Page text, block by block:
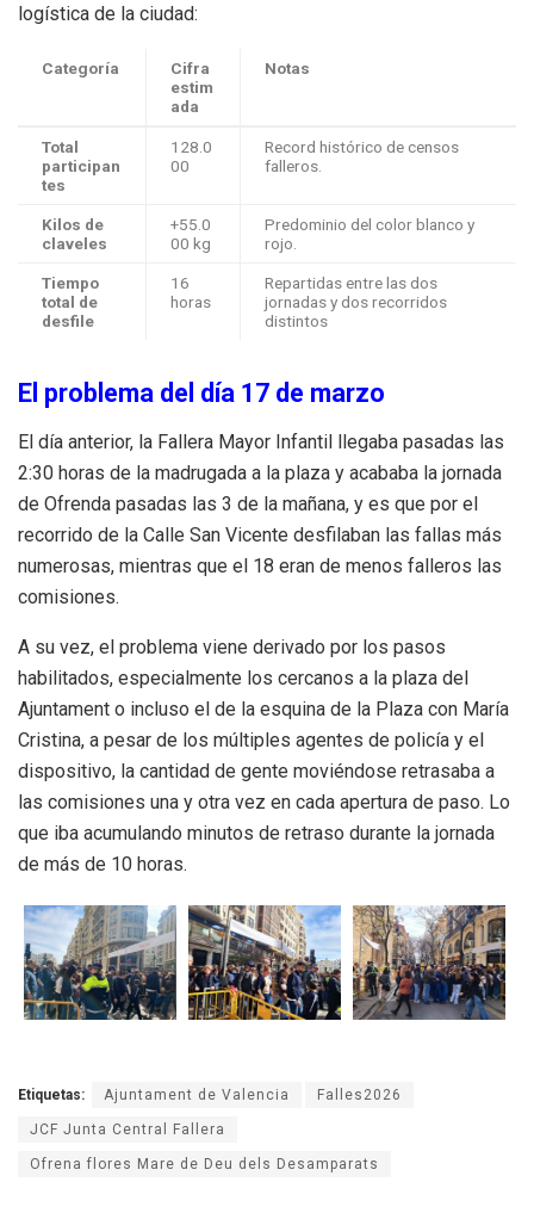
logística de la ciudad:
Categoría
Cifra
estim
ada
Notas
Total
participan
tes
128.0
00
Record histórico de censos
falleros.
Kilos de
claveles
+55.0
00 kg
Predominio del color blanco y
rojo.
Tiempo
total de
desfile
16
horas
Repartidas entre las dos
jornadas y dos recorridos
distintos
El problema del día 17 de marzo
El día anterior, la Fallera Mayor Infantil llegaba pasadas las
2:30 horas de la madrugada a la plaza y acababa la jornada
de Ofrenda pasadas las 3 de la mañana, y es que por el
recorrido de la Calle San Vicente desfilaban las fallas más
numerosas, mientras que el 18 eran de menos falleros las
comisiones.
A su vez, el problema viene derivado por los pasos
habilitados, especialmente los cercanos a la plaza del
Ajuntament o incluso el de la esquina de la Plaza con María
Cristina, a pesar de los múltiples agentes de policía y el
dispositivo, la cantidad de gente moviéndose retrasaba a
las comisiones una y otra vez en cada apertura de paso. Lo
que iba acumulando minutos de retraso durante la jornada
de más de 10 horas.
Etiquetas: Ajuntament de Valencia Falles2026
JCF Junta Central Fallera
Ofrena flores Mare de Deu dels Desamparats